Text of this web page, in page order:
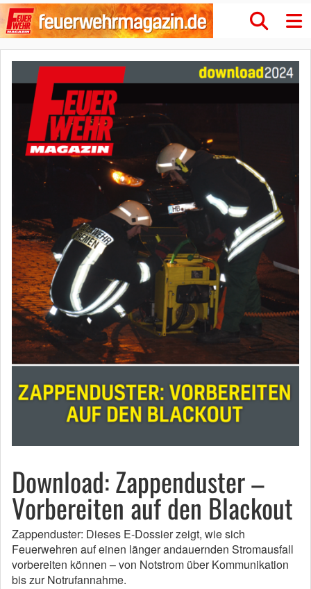
Download: Zappenduster –
Vorbereiten auf den Blackout
Zappenduster: Dieses E-Dossier zeigt, wie sich
Feuerwehren auf einen länger andauernden Stromausfall
vorbereiten können – von Notstrom über Kommunikation
bis zur Notrufannahme.